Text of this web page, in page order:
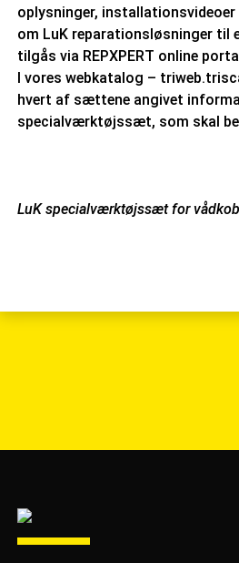
oplysninger,
om LuK reparationsløsninger til
tilgås via REPXPERT online
I vores webkatalog –
hvert af sættene angivet
specialværktøjssæt, som skal
LuK specialværktøjssæt for